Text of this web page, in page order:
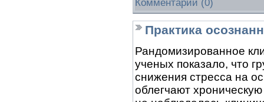
Комментарии (0)
Практика
Рандомизированное
ученых показало, что
снижения стресса на
облегчают